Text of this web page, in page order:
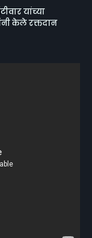
यांच्या
केले रक्तदान